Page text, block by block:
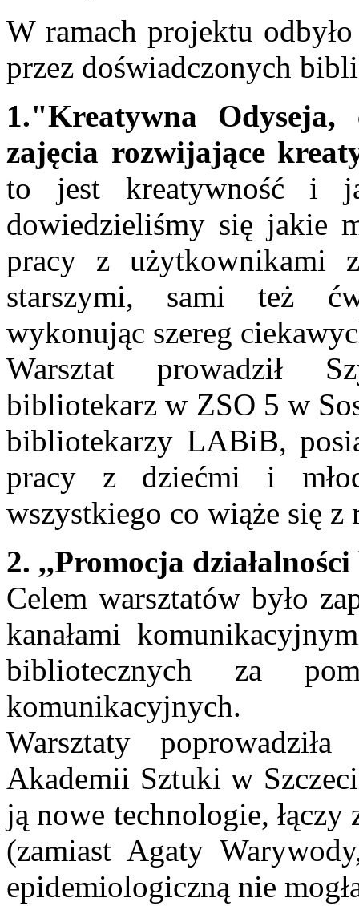
W ramach projektu
przez doświadczonych
1."Kreatywna
zajęcia rozwijające
to jest kreatywność i
dowiedzieliśmy się jakie
pracy z użytkownikami
starszymi, sami też
wykonując szereg
Warsztat prowadził
bibliotekarz w ZSO 5 w
bibliotekarzy LABiB,
pracy z dziećmi i
wszystkiego co wiąże się
2. ,,Promocja
Celem warsztatów było
kanałami
bibliotecznych za
komunikacyjnych.
Warsztaty
Akademii Sztuki w
ją nowe technologie,
(zamiast Agaty
epidemiologiczną nie